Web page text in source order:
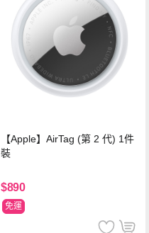
【Apple】AirTag (第 2 代) 1件
裝
$890
免運